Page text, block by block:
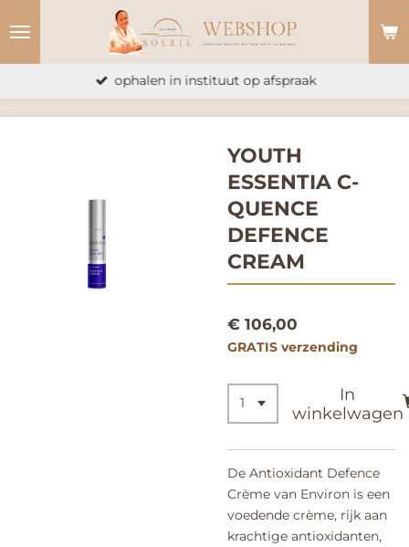
direct
hoofdinhoud
ophalen in instituut op afspraak
YOUTH
ESSENTIA C-
QUENCE
DEFENCE
CREAM
€ 106,00
GRATIS verzending
In
winkelwagen
De Antioxidant Defence
Crème van Environ is een
voedende crème, rijk aan
krachtige antioxidanten,